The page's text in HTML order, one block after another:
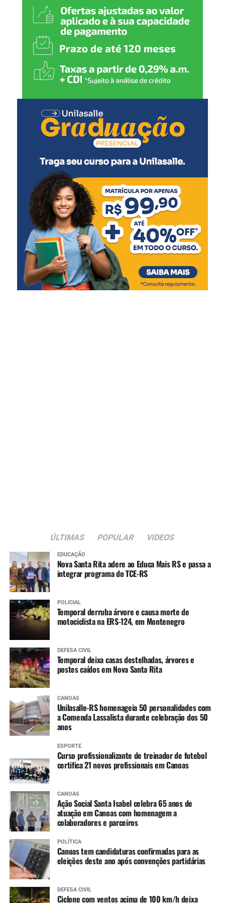
Rotavírus (1ª dose)
3 meses
Meningocócica C (1ª dose)
4 meses:
Pentavalente (2ª dose)
Pólio (2ª dose)
Pneumocócica (2ª dose)
5 meses:
Meningocócica C (2ª dose)
6 meses:
Pentavalente (3ª dose)
Pólio (3ª dose)
Influenza
Covid-19 (1ª dose)
Pólio (1ª dose reforço)
Tríplice viral (2ª dose)
Varicela (1ª dose)
Hepatite A (1ª dose)
4 anos:
Tríplice bacteriana – DTP (2ª dose reforço)
Pólio (2ª dose reforço)
A partir dos 7 anos
Difteria e Tétano –
vacinal)
9 a 14 anos
HPV (dose única)
10 a 14 anos
Dengue (2 doses, com intervalo de 3 meses entre
as doses)
Meningo ACWY (dose única)
ÚLTIMAS POPULAR VIDEOS
EDUCAÇÃO
Nova Santa Rita adere ao Educa Mais RS e passa a
integrar programa do TCE-RS
POLICIAL
Temporal derruba árvore e causa morte de
motociclista na ERS-124, em Montenegro
DEFESA CIVIL
Temporal deixa casas destelhadas, árvores e
postes caídos em Nova Santa Rita
CANOAS
Unilasalle-RS homenageia 50 personalidades com
a Comenda Lassalista durante celebração dos 50
anos
ESPORTE
Curso profissionalizante de treinador de futebol
certifica 21 novos profissionais em Canoas
CANOAS
Ação Social Santa Isabel celebra 65 anos de
atuação em Canoas com homenagem a
colaboradores e parceiros
POLÍTICA
Canoas tem candidaturas confirmadas para as
eleições deste ano após convenções partidárias
DEFESA CIVIL
Ciclone com ventos acima de 100 km/h deixa